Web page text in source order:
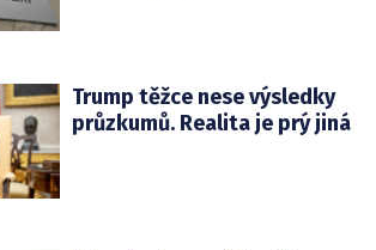
Trump těžce nese výsledky
průzkumů. Realita je prý jiná